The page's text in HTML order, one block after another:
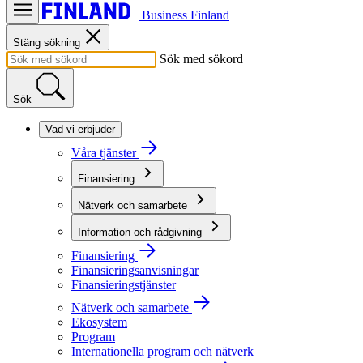
Business Finland
Stäng sökning
Sök med sökord
Sök
Vad vi erbjuder
Våra tjänster
Finansiering
Nätverk och samarbete
Information och rådgivning
Finansiering
Finansieringsanvisningar
Finansieringstjänster
Nätverk och samarbete
Ekosystem
Program
Internationella program och nätverk